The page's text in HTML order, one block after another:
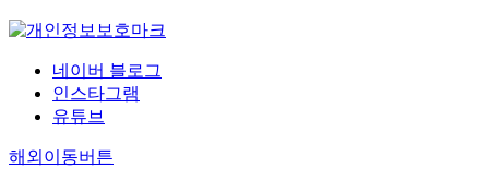
네이버 블로그
인스타그램
유튜브
해외이동버튼